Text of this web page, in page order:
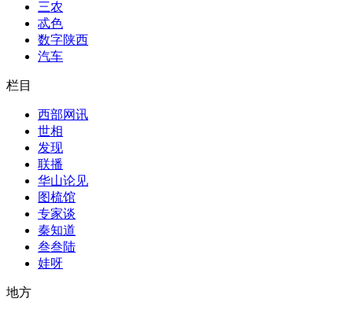
三农
忒色
数字陕西
汽车
栏目
西部网讯
世相
发现
联播
华山论见
图梳馆
专家谈
秦知道
叁叁陆
娃呀
地方